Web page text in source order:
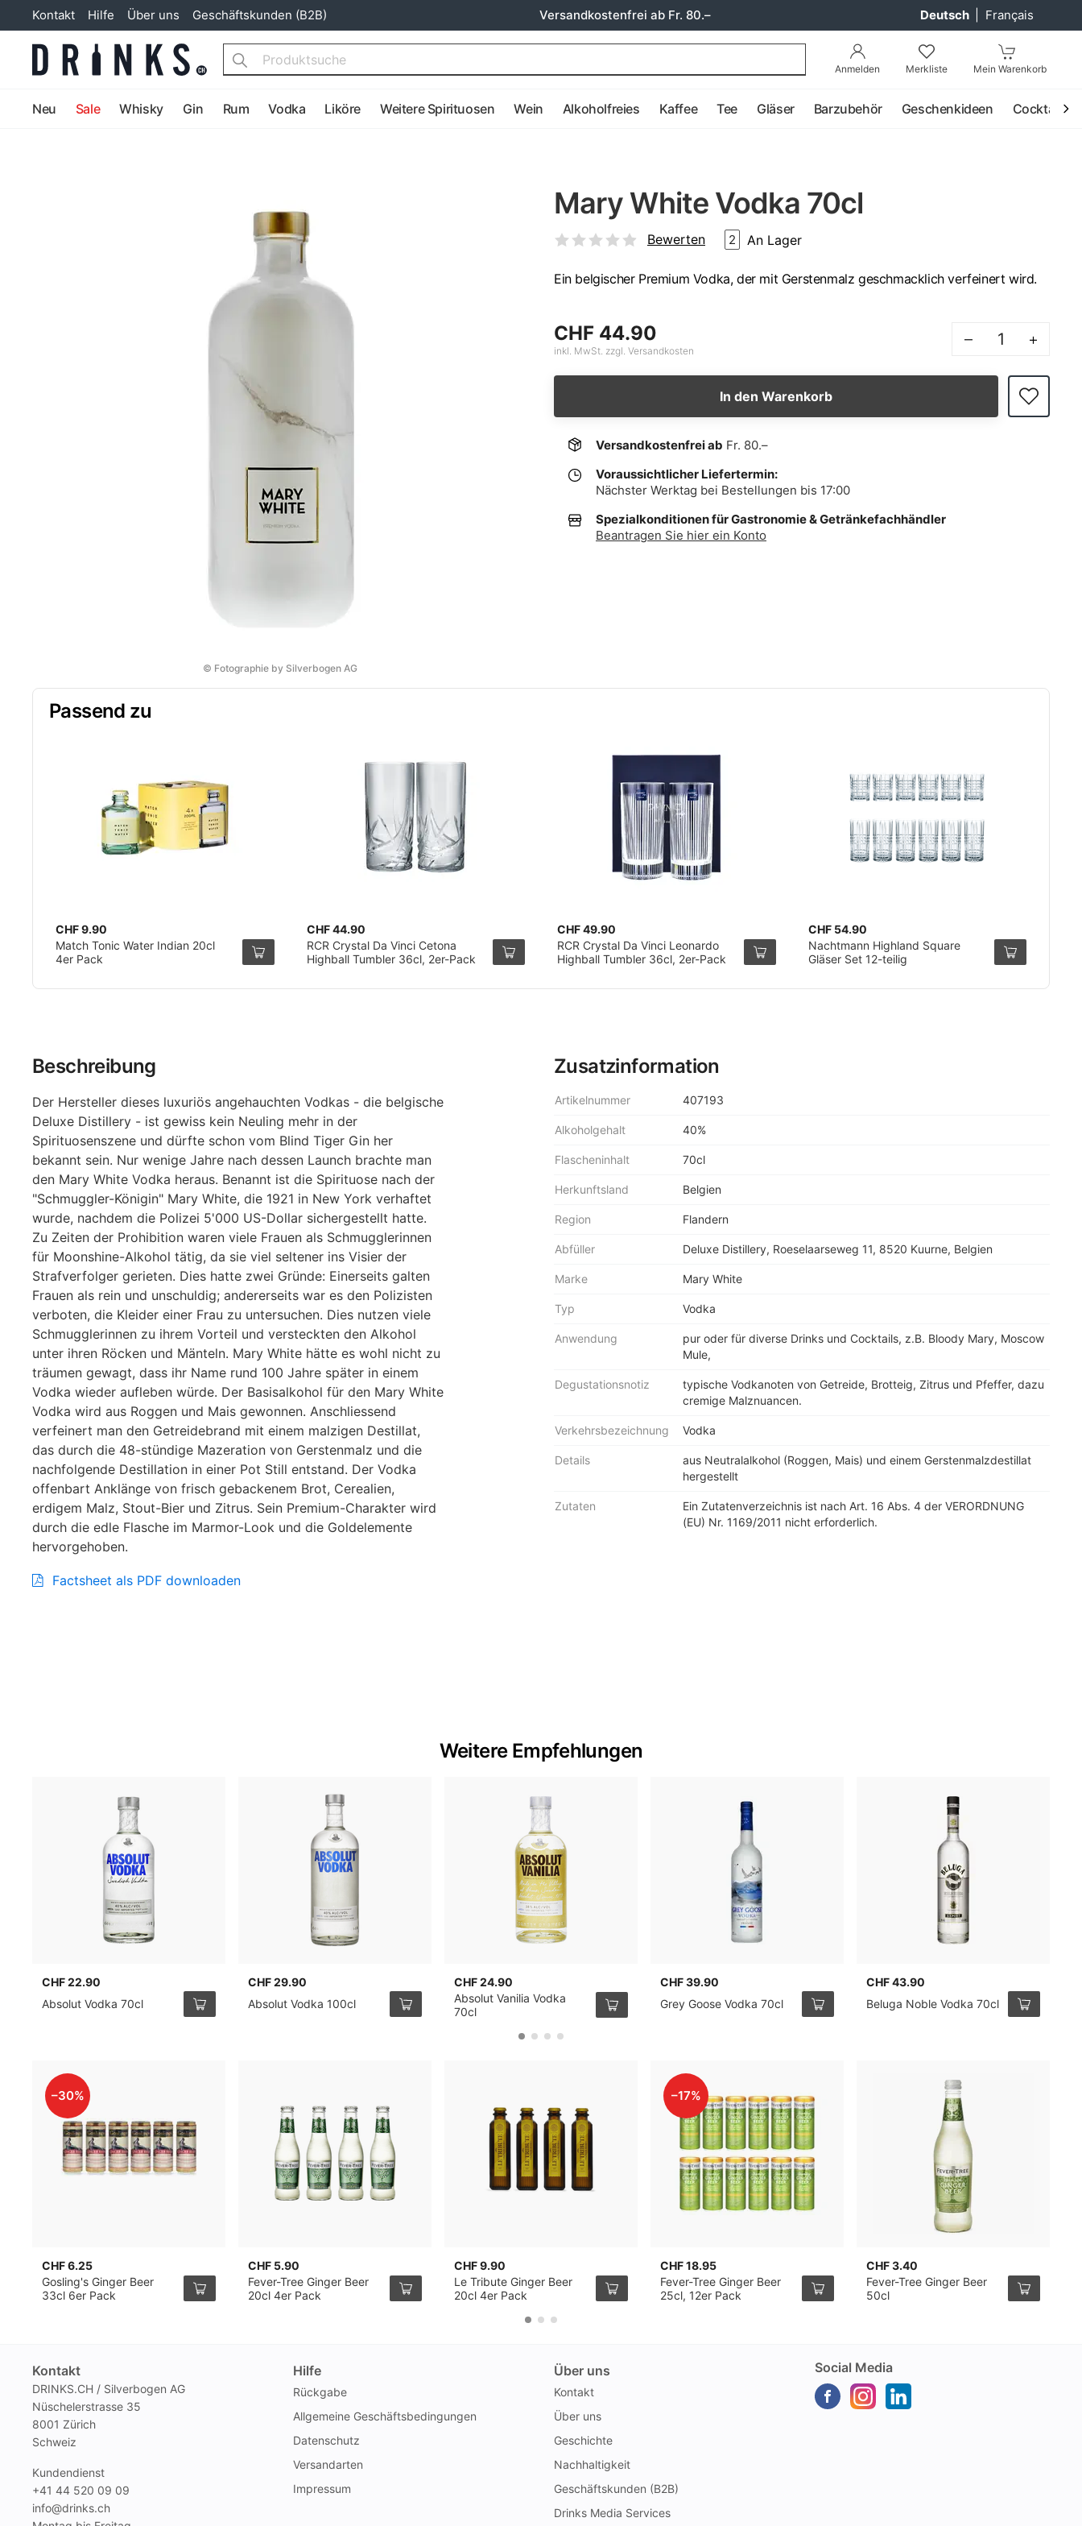
Kontakt Hilfe Über uns Geschäftskunden (B2B) Versandkostenfrei ab Fr. 80.– Deutsch Français
Anmelden Merkliste Mein Warenkorb
Search
Neu Sale Whisky Gin Rum Vodka Liköre Weitere Spirituosen Wein Alkoholfreies Kaffee Tee Gläser Barzubehör Geschenkideen Cocktail
© Fotographie by Silverbogen AG
Mary White Vodka 70cl
Bewerten 2 An Lager
Ein belgischer Premium Vodka, der mit Gerstenmalz geschmacklich verfeinert wird.
CHF 44.90
inkl. MwSt. zzgl. Versandkosten
– +
In den Warenkorb
Versandkostenfrei ab Fr. 80.–
Voraussichtlicher Liefertermin:
Nächster Werktag bei Bestellungen bis 17:00
Spezialkonditionen für Gastronomie & Getränkefachhändler
Beantragen Sie hier ein Konto
Passend zu
CHF 9.90
Match Tonic Water Indian 20cl
4er Pack
CHF 44.90
RCR Crystal Da Vinci Cetona
Highball Tumbler 36cl, 2er-Pack
CHF 49.90
RCR Crystal Da Vinci Leonardo
Highball Tumbler 36cl, 2er-Pack
CHF 54.90
Nachtmann Highland Square
Gläser Set 12-teilig
Beschreibung
Der Hersteller dieses luxuriös angehauchten Vodkas - die belgische
Deluxe Distillery - ist gewiss kein Neuling mehr in der
Spirituosenszene und dürfte schon vom Blind Tiger Gin her
bekannt sein. Nur wenige Jahre nach dessen Launch brachte man
den Mary White Vodka heraus. Benannt ist die Spirituose nach der
"Schmuggler-Königin" Mary White, die 1921 in New York verhaftet
wurde, nachdem die Polizei 5'000 US-Dollar sichergestellt hatte.
Zu Zeiten der Prohibition waren viele Frauen als Schmugglerinnen
für Moonshine-Alkohol tätig, da sie viel seltener ins Visier der
Strafverfolger gerieten. Dies hatte zwei Gründe: Einerseits galten
Frauen als rein und unschuldig; andererseits war es den Polizisten
verboten, die Kleider einer Frau zu untersuchen. Dies nutzen viele
Schmugglerinnen zu ihrem Vorteil und versteckten den Alkohol
unter ihren Röcken und Mänteln. Mary White hätte es wohl nicht zu
träumen gewagt, dass ihr Name rund 100 Jahre später in einem
Vodka wieder aufleben würde. Der Basisalkohol für den Mary White
Vodka wird aus Roggen und Mais gewonnen. Anschliessend
verfeinert man den Getreidebrand mit einem malzigen Destillat,
das durch die 48-stündige Mazeration von Gerstenmalz und die
nachfolgende Destillation in einer Pot Still entstand. Der Vodka
offenbart Anklänge von frisch gebackenem Brot, Cerealien,
erdigem Malz, Stout-Bier und Zitrus. Sein Premium-Charakter wird
durch die edle Flasche im Marmor-Look und die Goldelemente
hervorgehoben.
Factsheet als PDF downloaden
Zusatzinformation
Artikelnummer 407193
Alkoholgehalt 40%
Flascheninhalt 70cl
Herkunftsland Belgien
Region Flandern
Abfüller Deluxe Distillery, Roeselaarseweg 11, 8520 Kuurne, Belgien
Marke Mary White
Typ Vodka
Anwendung
pur oder für diverse Drinks und Cocktails, z.B. Bloody Mary, Moscow
Mule,
Degustationsnotiz
typische Vodkanoten von Getreide, Brotteig, Zitrus und Pfeffer, dazu
cremige Malznuancen.
Verkehrsbezeichnung Vodka
Details
aus Neutralalkohol (Roggen, Mais) und einem Gerstenmalzdestillat
hergestellt
Zutaten
Ein Zutatenverzeichnis ist nach Art. 16 Abs. 4 der VERORDNUNG
(EU) Nr. 1169/2011 nicht erforderlich.
Weitere Empfehlungen
CHF 22.90
Absolut Vodka 70cl
CHF 29.90
Absolut Vodka 100cl
CHF 24.90
Absolut Vanilia Vodka
70cl
CHF 39.90
Grey Goose Vodka 70cl
CHF 43.90
Beluga Noble Vodka 70cl
–30%
CHF 6.25
Gosling's Ginger Beer
33cl 6er Pack
CHF 5.90
Fever-Tree Ginger Beer
20cl 4er Pack
CHF 9.90
Le Tribute Ginger Beer
20cl 4er Pack
–17%
CHF 18.95
Fever-Tree Ginger Beer
25cl, 12er Pack
CHF 3.40
Fever-Tree Ginger Beer
50cl
Kontakt
DRINKS.CH / Silverbogen AG
Nüschelerstrasse 35
8001 Zürich
Schweiz
Kundendienst
+41 44 520 09 09
info@drinks.ch
Hilfe
Rückgabe
Allgemeine Geschäftsbedingungen
Datenschutz
Versandarten
Impressum
Über uns
Kontakt
Über uns
Geschichte
Nachhaltigkeit
Geschäftskunden (B2B)
Drinks Media Services
Social Media